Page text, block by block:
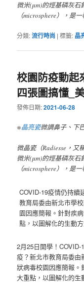
微米(μm)的烴基磷灰石
（microsphere），是
分類:流行時尚 |標籤: 晶
校園防疫動
四張圖搞懂_
發佈日期:2021-06-28
※晶亮瓷微調鼻子、下
微晶瓷（Radiesse，
微米(μm)的烴基磷灰石
（microsphere），是
COVID-19疫情仍持續
教育局委由新北市學
園因應簡報。針對疾
點，以圖解化的生動
2月25日開學！
疫？新北市教育局委由
狀病毒校園因應簡報。
大重點，以圖解化的生